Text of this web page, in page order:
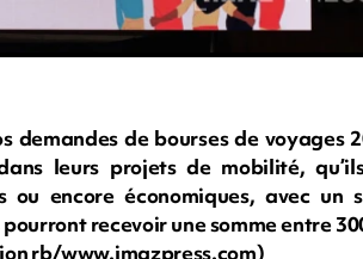
demandes de bourses de voyages
leurs projets de mobilité,
encore économiques, avec un
recevoir une somme entre
rb/www.imazpress.com)